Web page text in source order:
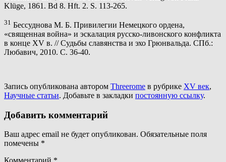
Klüge, 1861. Bd 8. Hft. 2. S. 113-265.
31 Бессуднова М. Б. Привилегии Немецкого ордена,
«священная война» и эскалация русско-ливонского конфликта
в конце XV в. // Судьбы славянства и эхо Грюнвальда. СПб.:
Любавич, 2010. С. 36-40.
Запись опубликована автором Threerome в рубрике XV век,
Научные статьи. Добавьте в закладки постоянную ссылку.
Добавить комментарий
Ваш адрес email не будет опубликован. Обязательные поля
помечены *